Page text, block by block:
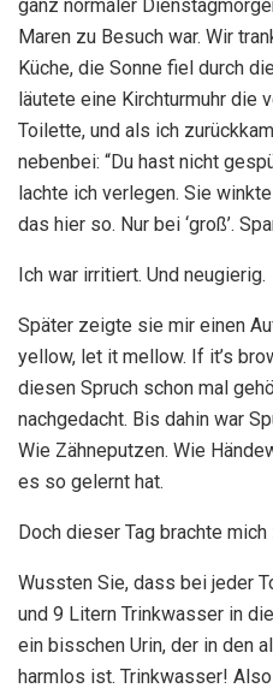
ganz normaler
Maren zu Besuch war. Wir
Küche, die Sonne fiel durch
läutete eine Kirchturmuhr die
Toilette, und als ich
nebenbei: “Du hast nicht
lachte ich verlegen. Sie
das hier so. Nur bei ‘groß’.
Ich war irritiert. Und neugierig.
Später zeigte sie mir einen
yellow, let it mellow. If it’s
diesen Spruch schon mal
nachgedacht. Bis dahin war
Wie Zähneputzen. Wie
es so gelernt hat.
Doch dieser Tag brachte mich
Wussten Sie, dass bei jeder
und 9 Litern Trinkwasser in
ein bisschen Urin, der in den
harmlos ist. Trinkwasser!